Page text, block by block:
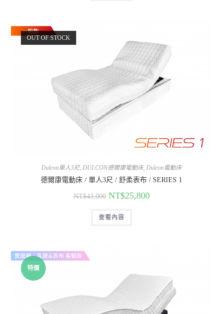
OUT OF STOCK
Dulcon單人3尺, DULCON德爾康電動床, Dulcon電動床
德爾康電動床 / 單人3尺 / 舒柔表布 / SERIES 1
NT$43,000 NT$25,800
查看內容
特價